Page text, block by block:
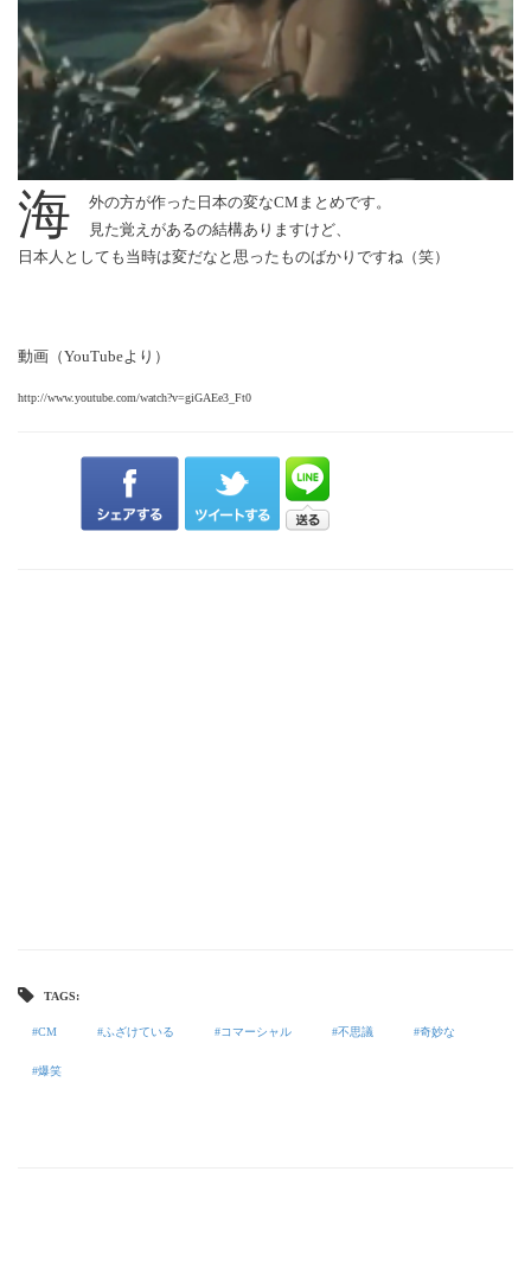
海
外の方が作った日本の変なCMまとめです。
見た覚えがあるの結構ありますけど、
日本人としても当時は変だなと思ったものばかりですね（笑）
動画（YouTubeより）
http://www.youtube.com/watch?v=giGAEe3_Ft0
TAGS:
CM ふざけている コマーシャル 不思議 奇妙な
爆笑